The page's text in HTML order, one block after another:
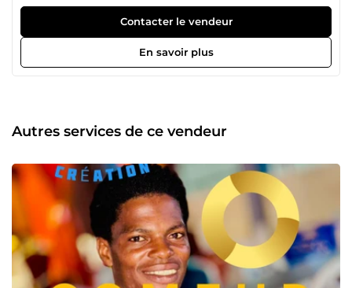
se trouve ici !!!😀🤩😀🤩😀🤩
Contacter le vendeur
En savoir plus
Autres services de ce vendeur